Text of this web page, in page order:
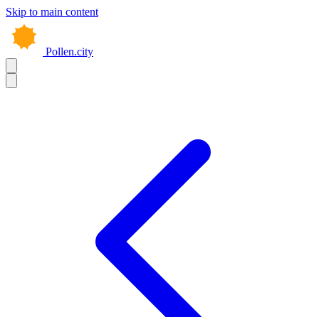
Skip to main content
Pollen.city